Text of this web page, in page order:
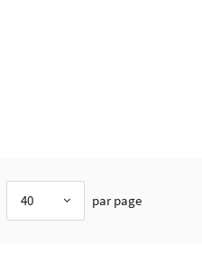
40 par page